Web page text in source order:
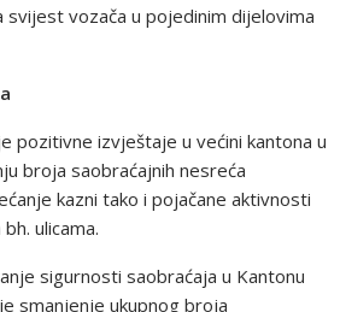
svijest vozača u pojedinim dijelovima
pozitivne izvještaje u većini kantona u
broja saobraćajnih nesreća
kazni tako i pojačane aktivnosti
ulicama.
sigurnosti saobraćaja u Kantonu
smanjenje ukupnog broja